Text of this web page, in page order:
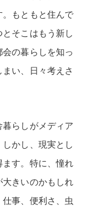
もともと住んで
そこはもう新し
の暮らしを知っ
い、日々考えさ
らしがメディア
かし、現実とし
す。特に、憧れ
きいのかもしれ
事、便利さ、虫